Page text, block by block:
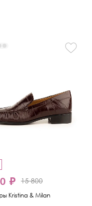
₽ 15 800
Kristina & Milan